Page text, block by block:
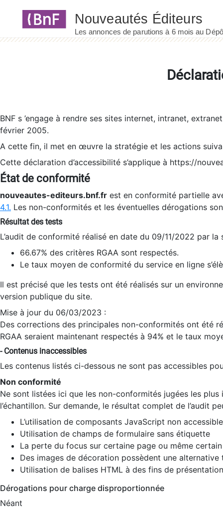
BNF s ’engage à rendre ses sites internet, intranet,
février 2005.
A cette fin, il met en œuvre la stratégie et les actions
Cette déclaration d’accessibilité s’applique à https://
État de conformité
nouveautes-editeurs.bnf.fr est en conformité partielle
4.1. Les non-conformités et les éventuelles dérogations
Résultat des tests
L’audit de conformité réalisé en date du 09/11/2022 par
66.67% des critères RGAA sont respectés.
Le taux moyen de conformité du service en ligne
Il est précisé que les tests ont été réalisés sur un
version publique du site.
Mise à jour du 06/03/2023 :
Des corrections des principales non-conformités ont été
RGAA seraient maintenant respectés à 94% et le taux
- Contenus inaccessibles
Les contenus listés ci-dessous ne sont pas accessibles
Non conformité
Ne sont listées ici que les non-conformités jugées les
l’échantillon. Sur demande, le résultat complet de l’audit
L’utilisation de composants JavaScript non
Utilisation de champs de formulaire sans étiquette
La perte du focus sur certaine page ou même
Des images de décoration possèdent une alternative
Utilisation de balises HTML à des fins de
Dérogations pour charge disproportionnée
Néant